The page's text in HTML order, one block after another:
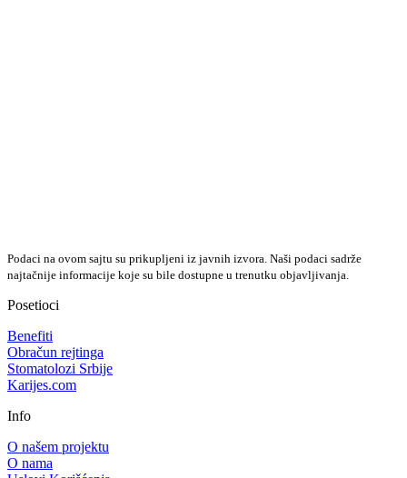
Podaci na ovom sajtu su prikupljeni iz javnih izvora. Naši podaci sadrže
najtačnije informacije koje su bile dostupne u trenutku objavljivanja.
Posetioci
Benefiti
Obračun rejtinga
Stomatolozi Srbije
Karijes.com
Info
O našem projektu
O nama